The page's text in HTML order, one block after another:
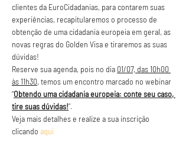
clientes da EuroCidadanias, para contarem suas
experiências, recapitularemos o processo de
obtenção de uma cidadania europeia em geral, as
novas regras do Golden Visa e tiraremos as suas
dúvidas!
Reserve sua agenda, pois no dia 01/07, das 10h00
às 11h30, temos um encontro marcado no webinar
“Obtendo uma cidadania europeia: conte seu caso,
tire suas dúvidas!”.
Veja mais detalhes e realize a sua inscrição
clicando aqui